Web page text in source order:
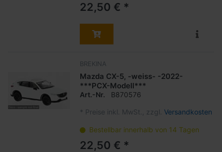
22,50 € *
BREKINA
Mazda CX-5, -weiss- -2022-
***PCX-Modell***
Art.-Nr. B870576
* Preise inkl. MwSt., zzgl. Versandkosten
Bestellbar innerhalb von 14 Tagen
22,50 € *